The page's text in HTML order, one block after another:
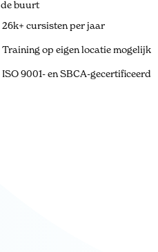
de buurt
26k+ cursisten per jaar
Training op eigen locatie mogelijk
ISO 9001- en SBCA-gecertificeerd